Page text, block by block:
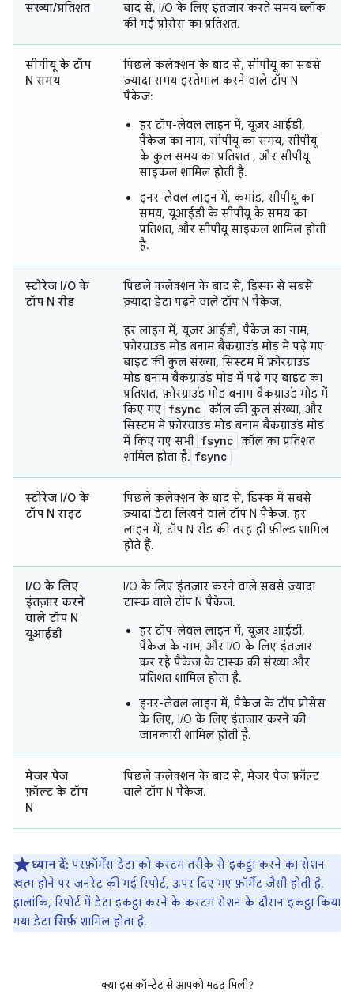
संख्या/प्रतिशत
बाद से, I/O के लिए इंतज़ार करते समय ब्लॉक
की गई प्रोसेस का प्रतिशत.
सीपीयू के टॉप
N समय
पिछले कलेक्शन के बाद से, सीपीयू का सबसे
ज़्यादा समय इस्तेमाल करने वाले टॉप N
पैकेज:
हर टॉप-लेवल लाइन में, यूज़र आईडी,
पैकेज का नाम, सीपीयू का समय, सीपीयू
के कुल समय का प्रतिशत , और सीपीयू
साइकल शामिल होती हैं.
इनर-लेवल लाइन में, कमांड, सीपीयू का
समय, यूआईडी के सीपीयू के समय का
प्रतिशत, और सीपीयू साइकल शामिल होती
हैं.
स्टोरेज I/O के
टॉप N रीड
पिछले कलेक्शन के बाद से, डिस्क से सबसे
ज़्यादा डेटा पढ़ने वाले टॉप N पैकेज.
हर लाइन में, यूज़र आईडी, पैकेज का नाम,
फ़ोरग्राउंड मोड बनाम बैकग्राउंड मोड में पढ़े गए
बाइट की कुल संख्या, सिस्टम में फ़ोरग्राउंड
मोड बनाम बैकग्राउंड मोड में पढ़े गए बाइट का
प्रतिशत, फ़ोरग्राउंड मोड बनाम बैकग्राउंड मोड में
किए गए fsync कॉल की कुल संख्या, और
सिस्टम में फ़ोरग्राउंड मोड बनाम बैकग्राउंड मोड
में किए गए सभी fsync कॉल का प्रतिशत
शामिल होता है. fsync
स्टोरेज I/O के
टॉप N राइट
पिछले कलेक्शन के बाद से, डिस्क में सबसे
ज़्यादा डेटा लिखने वाले टॉप N पैकेज. हर
लाइन में, टॉप N रीड की तरह ही फ़ील्ड शामिल
होते हैं.
I/O के लिए
इंतज़ार करने
वाले टॉप N
यूआईडी
I/O के लिए इंतज़ार करने वाले सबसे ज़्यादा
टास्क वाले टॉप N पैकेज.
हर टॉप-लेवल लाइन में, यूज़र आईडी,
पैकेज के नाम, और I/O के लिए इंतज़ार
कर रहे पैकेज के टास्क की संख्या और
प्रतिशत शामिल होता है.
इनर-लेवल लाइन में, पैकेज के टॉप प्रोसेस
के लिए, I/O के लिए इंतज़ार करने की
जानकारी शामिल होती है.
मेजर पेज
फ़ॉल्ट के टॉप
N
पिछले कलेक्शन के बाद से, मेजर पेज फ़ॉल्ट
वाले टॉप N पैकेज.
ध्यान दें: परफ़ॉर्मेंस डेटा को कस्टम तरीके से इकट्ठा करने का सेशन
खत्म होने पर जनरेट की गई रिपोर्ट, ऊपर दिए गए फ़ॉर्मैट जैसी होती है.
हालांकि, रिपोर्ट में डेटा इकट्ठा करने के कस्टम सेशन के दौरान इकट्ठा किया
गया डेटा सिर्फ़ शामिल होता है.
क्या इस कॉन्टेंट से आपको मदद मिली?